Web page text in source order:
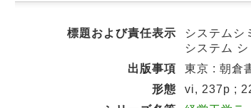
標題および責任表示
システムシ
システム
出版事項
東京 : 朝倉
形態
vi, 237p ;